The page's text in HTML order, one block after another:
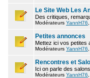
Le Site Web Les
Des critiques,
Modérateurs YannH76
Petites annonces
Mettez ici vos petites
Modérateurs YannH76
Rencontres et
Ici on parle des
Modérateurs YannH76